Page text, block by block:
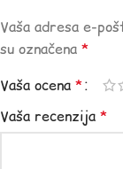
Vaša adresa e-
su označena *
Vaša ocena *
Vaša recenzija *